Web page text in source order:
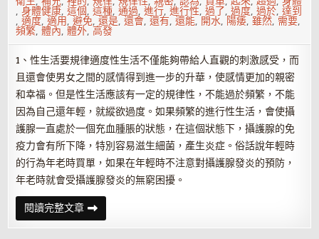
,身體健康,這個,這種,通過,進行,進行性,過了,過度,過於,達到
,適度,適用,避免,還是,還會,還有,還能, 開水, 陽痿,雖然, 需要,
頻繁,體內,體外,高發
1、性生活要規律適度性生活不僅能夠帶給人直觀的刺激感受，而
且還會使男女之間的感情得到進一步的升華，使感情更加的親密
和幸福。但是性生活應該有一定的規律性，不能過於頻繁，不能
因為自己還年輕，就縱欲過度。如果頻繁的進行性生活，會使攝
護腺一直處於一個充血腫脹的狀態，在這個狀態下，攝護腺的免
疫力會有所下降，特別容易滋生細菌，產生炎症。俗話說年輕時
的行為年老時買單，如果在年輕時不注意對攝護腺發炎的預防，
年老時就會受攝護腺發炎的無窮困擾。
閱讀完整文章攝
護
腺